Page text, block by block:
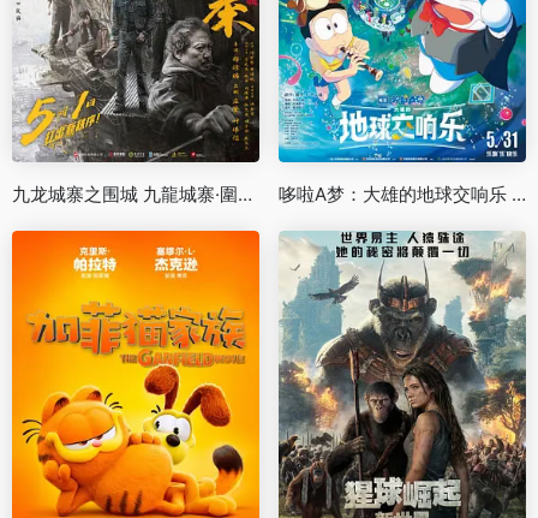
九龙城寨之围城 九龍城寨·圍城 (2024) 哆啦A梦：大雄的地球交响乐 映画ドラえもん のび太の地球交響楽 (2024)